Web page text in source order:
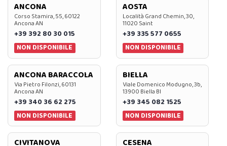
ANCONA
Corso Stamira, 55, 60122
Ancona AN
+39 392 80 30 015
NON DISPONIBILE
AOSTA
Località Grand Chemin, 30,
11020 Saint
+39 335 577 0655
NON DISPONIBILE
ANCONA BARACCOLA
Via Pietro Filonzi, 60131
Ancona AN
+39 340 36 62 275
NON DISPONIBILE
BIELLA
Viale Domenico Modugno, 3b,
13900 Biella BI
+39 345 082 1525
NON DISPONIBILE
CIVITANOVA CESENA